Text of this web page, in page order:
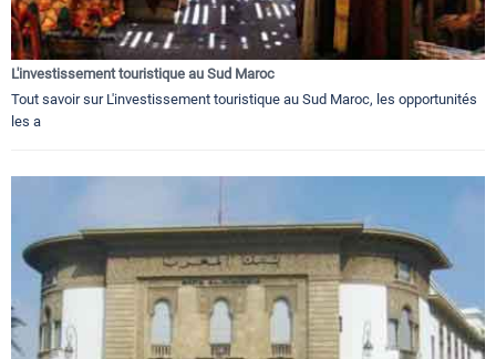
L'investissement touristique au Sud Maroc
Tout savoir sur L'investissement touristique au Sud Maroc, les opportunités
les a